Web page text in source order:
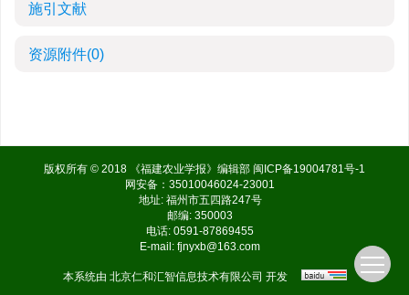
施引文献
资源附件(0)
版权所有 © 2018 《福建农业学报》编辑部 闽ICP备19004781号-1
网安备：35010046024-23001
地址: 福州市五四路247号
邮编: 350003
电话: 0591-87869455
E-mail: fjnyxb@163.com
本系统由 北京仁和汇智信息技术有限公司 开发